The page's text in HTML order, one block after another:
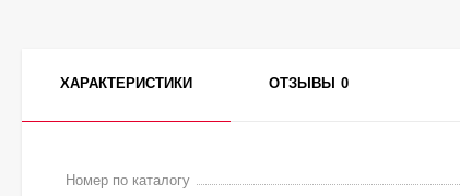
ХАРАКТЕРИСТИКИ ОТЗЫВЫ 0
Номер по каталогу